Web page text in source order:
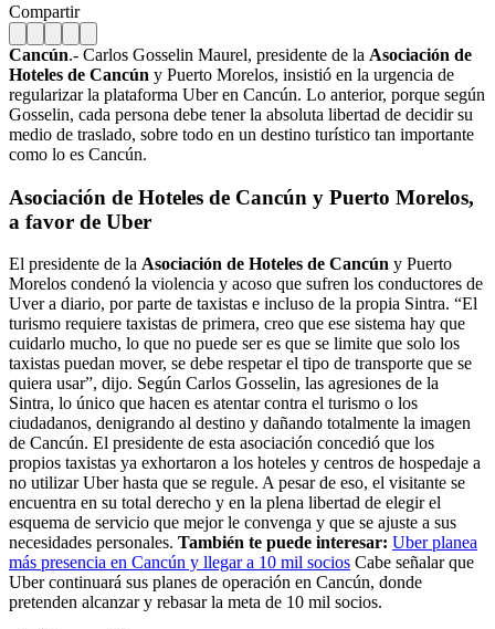
Compartir
Cancún.- Carlos Gosselin Maurel, presidente de la Asociación de
Hoteles de Cancún y Puerto Morelos, insistió en la urgencia de
regularizar la plataforma Uber en Cancún. Lo anterior, porque según
Gosselin, cada persona debe tener la absoluta libertad de decidir su
medio de traslado, sobre todo en un destino turístico tan importante
como lo es Cancún.
Asociación de Hoteles de Cancún y Puerto Morelos,
a favor de Uber
El presidente de la Asociación de Hoteles de Cancún y Puerto
Morelos condenó la violencia y acoso que sufren los conductores de
Uver a diario, por parte de taxistas e incluso de la propia Sintra. “El
turismo requiere taxistas de primera, creo que ese sistema hay que
cuidarlo mucho, lo que no puede ser es que se limite que solo los
taxistas puedan mover, se debe respetar el tipo de transporte que se
quiera usar”, dijo. Según Carlos Gosselin, las agresiones de la
Sintra, lo único que hacen es atentar contra el turismo o los
ciudadanos, denigrando al destino y dañando totalmente la imagen
de Cancún. El presidente de esta asociación concedió que los
propios taxistas ya exhortaron a los hoteles y centros de hospedaje a
no utilizar Uber hasta que se regule. A pesar de eso, el visitante se
encuentra en su total derecho y en la plena libertad de elegir el
esquema de servicio que mejor le convenga y que se ajuste a sus
necesidades personales. También te puede interesar: Uber planea
más presencia en Cancún y llegar a 10 mil socios Cabe señalar que
Uber continuará sus planes de operación en Cancún, donde
pretenden alcanzar y rebasar la meta de 10 mil socios.